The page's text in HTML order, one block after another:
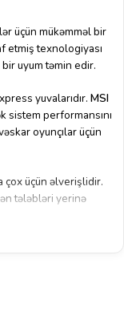
üçün mükəmməl bir
etmiş texnologiyası
uyum təmin edir.
yuvalarıdır. MSI
sistem performansını
oyunçılar üçün
çox üçün əlverişlidir.
tələbləri yerinə